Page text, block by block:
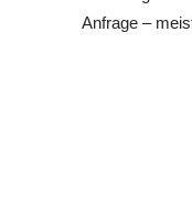
Anfrage –